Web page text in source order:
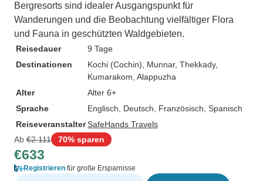
Bergresorts sind idealer Ausgangspunkt für
Wanderungen und die Beobachtung vielfältiger Flora
und Fauna in geschützten Waldgebieten.
Reisedauer
9 Tage
Destinationen
Kochi (Cochin) , Munnar, Thekkady,
Kumarakom , Alappuzha
Alter
Alter 6+
Sprache
Englisch, Deutsch, Französisch, Spanisch
ReiseveranstalterSafeHands Travels
Ab €2.111 70% sparen
€633
Registrieren für große Ersparnisse